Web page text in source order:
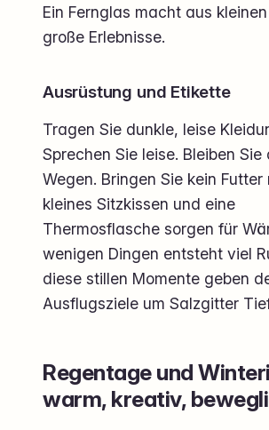
Ein Fernglas macht aus
große Erlebnisse.
Ausrüstung und Etikette
Tragen Sie dunkle, leise
Sprechen Sie leise. Bleiben Sie
Wegen. Bringen Sie kein Futter
kleines Sitzkissen und eine
Thermosflasche sorgen für
wenigen Dingen entsteht viel
diese stillen Momente geben
Ausflugsziele um Salzgitter
Regentage und
warm, kreativ,